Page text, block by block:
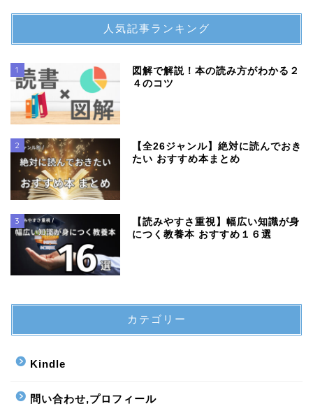
人気記事ランキング
1
図解で解説！本の読み方がわかる２
４のコツ
2
【全26ジャンル】絶対に読んでおき
たい おすすめ本まとめ
3
【読みやすさ重視】幅広い知識が身
につく教養本 おすすめ１６選
カテゴリー
Kindle
問い合わせ,プロフィール